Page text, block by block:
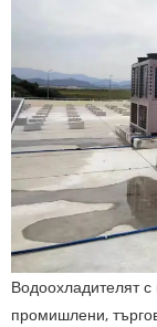
Водоохладителят
промишлени,